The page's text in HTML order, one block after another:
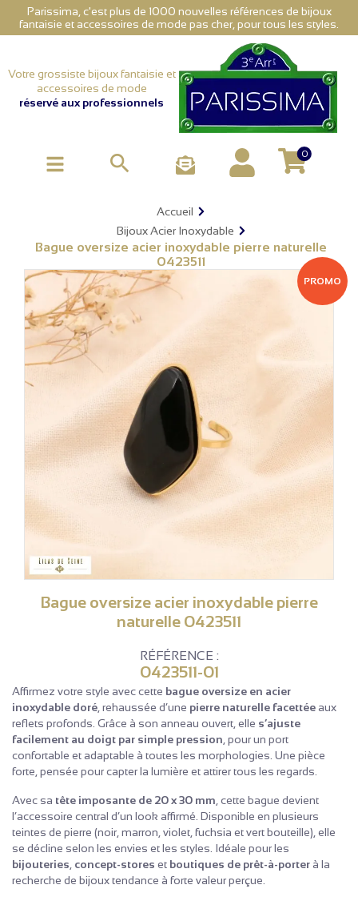
Parissima, c'est plus de 1000 nouvelles références de bijoux
fantaisie et accessoires de mode pas cher, pour tous les styles.
Votre grossiste bijoux fantaisie et
accessoires de mode
réservé aux professionnels
 0
Accueil
Bijoux Acier Inoxydable
Bague oversize acier inoxydable pierre naturelle
0423511
PROMO
Bague oversize acier inoxydable pierre
naturelle 0423511
RÉFÉRENCE :
0423511-01
Affirmez votre style avec cette bague oversize en acier
inoxydable doré , rehaussée d’une pierre naturelle facettée aux
reflets profonds. Grâce à son anneau ouvert, elle s’ajuste
facilement au doigt par simple pression , pour un port
confortable et adaptable à toutes les morphologies. Une pièce
forte, pensée pour capter la lumière et attirer tous les regards.
Avec sa tête imposante de 20 x 30 mm , cette bague devient
l’accessoire central d’un look affirmé. Disponible en plusieurs
teintes de pierre (noir, marron, violet, fuchsia et vert bouteille), elle
se décline selon les envies et les styles. Idéale pour les
bijouteries concept-stores et boutiques de prêt-à-porter à la
recherche de bijoux tendance à forte valeur perçue.